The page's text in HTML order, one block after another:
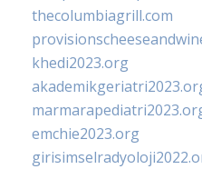
thecolumbiagrill.com
khedi2023.org
emchie2023.org